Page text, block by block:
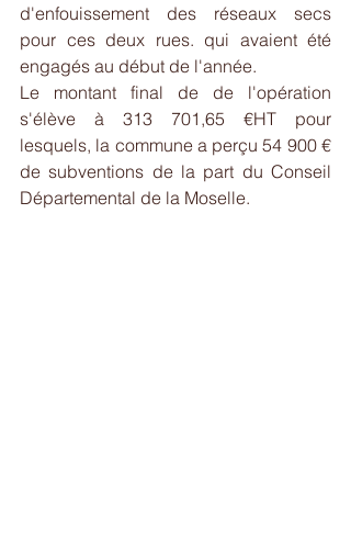
d'enfouissement des réseaux secs
pour ces deux rues. qui avaient été
engagés au début de l'année.
Le montant final de de l'opération
s'élève à 313 701,65 €HT pour
lesquels, la commune a perçu 54 900 €
de subventions de la part du Conseil
Départemental de la Moselle.